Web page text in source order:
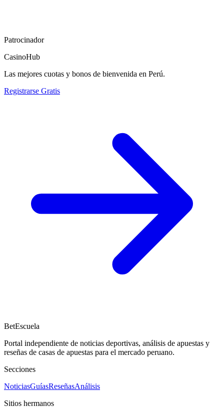
Patrocinador
CasinoHub
Las mejores cuotas y bonos de bienvenida en Perú.
Registrarse Gratis
BetEscuela
Portal independiente de noticias deportivas, análisis de apuestas y
reseñas de casas de apuestas para el mercado peruano.
Secciones
NoticiasGuíasReseñasAnálisis
Sitios hermanos